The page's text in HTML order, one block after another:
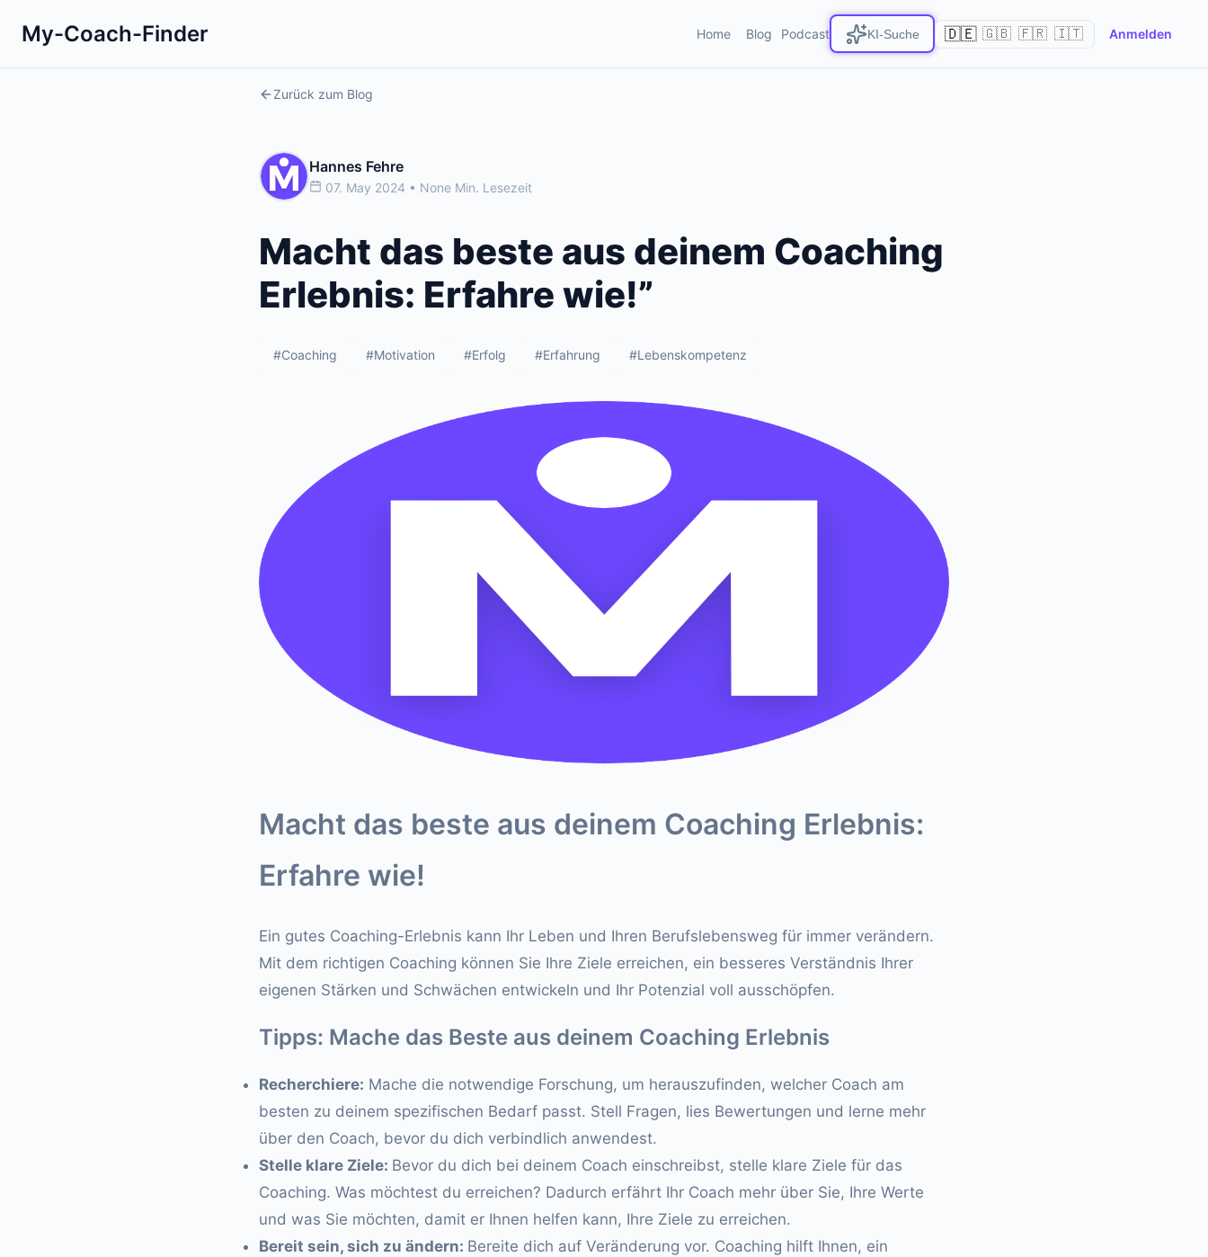
My-Coach-Finder Home Blog Podcast KI-Suche 🇩🇪 🇬🇧 🇫🇷 🇮🇹 Anmelden
Zurück zum Blog
Hannes Fehre
07. May 2024 • None Min. Lesezeit
Macht das beste aus deinem Coaching
Erlebnis: Erfahre wie!”
#Coaching #Motivation #Erfolg #Erfahrung #Lebenskompetenz
Macht das beste aus deinem Coaching Erlebnis:
Erfahre wie!
Ein gutes Coaching-Erlebnis kann Ihr Leben und Ihren Berufslebensweg für immer verändern.
Mit dem richtigen Coaching können Sie Ihre Ziele erreichen, ein besseres Verständnis Ihrer
eigenen Stärken und Schwächen entwickeln und Ihr Potenzial voll ausschöpfen.
Tipps: Mache das Beste aus deinem Coaching Erlebnis
Recherchiere: Mache die notwendige Forschung, um herauszufinden, welcher Coach am
besten zu deinem spezifischen Bedarf passt. Stell Fragen, lies Bewertungen und lerne mehr
über den Coach, bevor du dich verbindlich anwendest.
Stelle klare Ziele: Bevor du dich bei deinem Coach einschreibst, stelle klare Ziele für das
Coaching. Was möchtest du erreichen? Dadurch erfährt Ihr Coach mehr über Sie, Ihre Werte
und was Sie möchten, damit er Ihnen helfen kann, Ihre Ziele zu erreichen.
Bereit sein, sich zu ändern: Bereite dich auf Veränderung vor. Coaching hilft Ihnen, ein